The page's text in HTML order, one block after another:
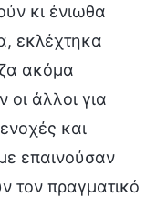
κι ένιωθα
εκλέχτηκα
ακόμα
οι άλλοι για
και
επαινούσαν
τον πραγματικό